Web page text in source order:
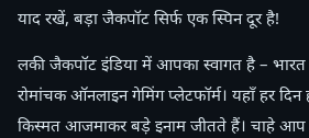
याद रखें, बड़ा जैकपॉट सिर्फ एक स्पिन दूर है!
लकी जैकपॉट इंडिया में आपका स्वागत है –
रोमांचक ऑनलाइन गेमिंग प्लेटफॉर्म। यहाँ हर दिन
किस्मत आजमाकर बड़े इनाम जीतते हैं। चाहे आप